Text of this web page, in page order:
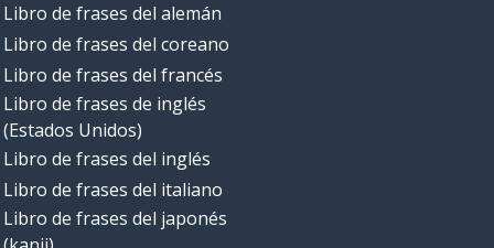
Libro de frases del alemán
Libro de frases del coreano
Libro de frases del francés
Libro de frases de inglés
(Estados Unidos)
Libro de frases del inglés
Libro de frases del italiano
Libro de frases del japonés